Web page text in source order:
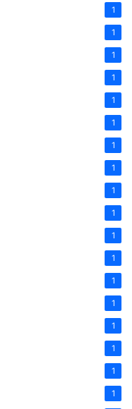
1
1
1
1
1
1
1
1
1
1
1
1
1
1
1
1
1
1